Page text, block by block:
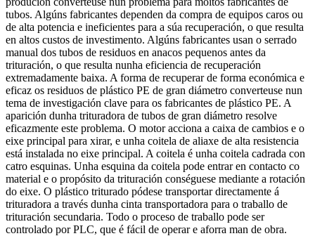
tubos. Algúns fabricantes dependen da compra de equipos caros ou
de alta potencia e ineficientes para a súa recuperación, o que resulta
en altos custos de investimento. Algúns fabricantes usan o serrado
manual dos tubos de residuos en anacos pequenos antes da
trituración, o que resulta nunha eficiencia de recuperación
extremadamente baixa. A forma de recuperar de forma económica e
eficaz os residuos de plástico PE de gran diámetro converteuse nun
tema de investigación clave para os fabricantes de plástico PE. A
aparición dunha trituradora de tubos de gran diámetro resolve
eficazmente este problema. O motor acciona a caixa de cambios e o
eixe principal para xirar, e unha coitela de aliaxe de alta resistencia
está instalada no eixe principal. A coitela é unha coitela cadrada con
catro esquinas. Unha esquina da coitela pode entrar en contacto co
material e o propósito da trituración conséguese mediante a rotación
do eixe. O plástico triturado pódese transportar directamente á
trituradora a través dunha cinta transportadora para o traballo de
trituración secundaria. Todo o proceso de traballo pode ser
controlado por PLC, que é fácil de operar e aforra man de obra.